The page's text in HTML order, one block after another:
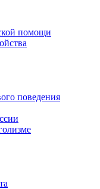
помощи
поведения